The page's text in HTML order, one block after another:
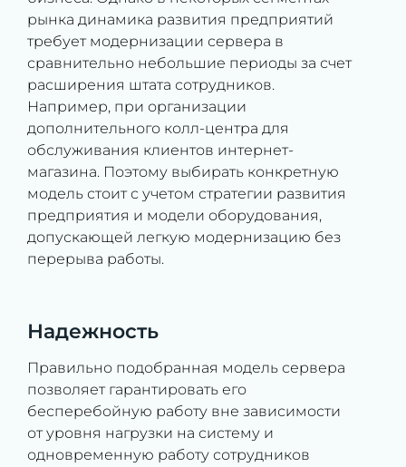
рынка динамика развития предприятий
требует модернизации сервера в
сравнительно небольшие периоды за счет
расширения штата сотрудников.
Например, при организации
дополнительного колл-центра для
обслуживания клиентов интернет-
магазина. Поэтому выбирать конкретную
модель стоит с учетом стратегии развития
предприятия и модели оборудования,
допускающей легкую модернизацию без
перерыва работы.
Надежность
Правильно подобранная модель сервера
позволяет гарантировать его
бесперебойную работу вне зависимости
от уровня нагрузки на систему и
одновременную работу сотрудников